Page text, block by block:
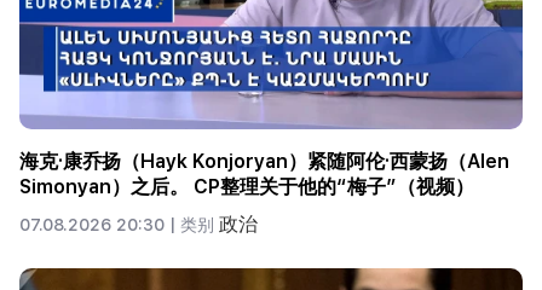
海克·康乔扬（Hayk Konjoryan）紧随阿伦·西蒙扬（Alen
Simonyan）之后。 CP整理关于他的“梅子”（视频）
07.08.2026 20:30 | 类别 政治